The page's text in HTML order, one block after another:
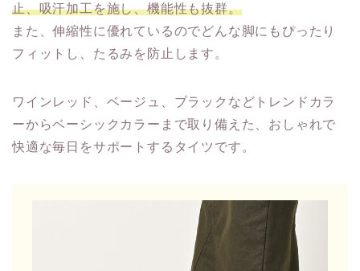
止、吸汗加工を施し、機能性も抜群。
また、伸縮性に優れているのでどんな脚にもぴったり
フィットし、たるみを防止します。
ワインレッド、ベージュ、ブラックなどトレンドカラ
ーからベーシックカラーまで取り備えた、おしゃれで
快適な毎日をサポートするタイツです。